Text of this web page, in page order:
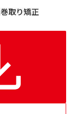
巻取り矯正